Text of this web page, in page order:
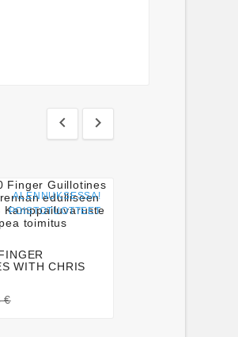
 
ALENNUKSESSA!
POISTOTUOTTEET
 
WITH CHRIS
€